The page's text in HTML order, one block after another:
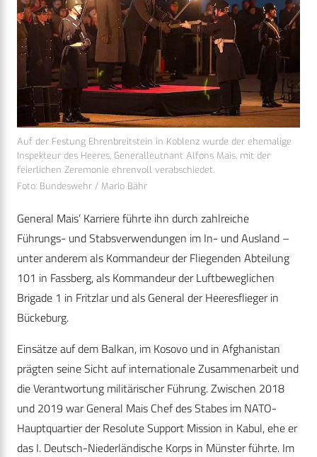
Auf der Festung Ehrenbreitstein in Koblenz wurde der ehemalige
Inspekteur des Heeres, Generalleutnant Alfons Mais, mit der
feierlichen Zeremonie ehrenvoll verabschiedet.
Foto: Bundeswehr / Mario Bähr
General Mais’ Karriere führte ihn durch zahlreiche
Führungs- und Stabsverwendungen im In- und Ausland –
unter anderem als Kommandeur der Fliegenden Abteilung
101 in Fassberg, als Kommandeur der Luftbeweglichen
Brigade 1 in Fritzlar und als General der Heeresflieger in
Bückeburg.
Einsätze auf dem Balkan, im Kosovo und in Afghanistan
prägten seine Sicht auf internationale Zusammenarbeit und
die Verantwortung militärischer Führung. Zwischen 2018
und 2019 war General Mais Chef des Stabes im NATO-
Hauptquartier der Resolute Support Mission in Kabul, ehe er
das I. Deutsch-Niederländische Korps in Münster führte. Im